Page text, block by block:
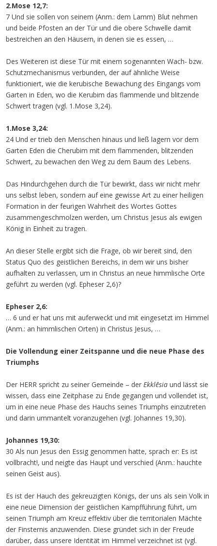
2.Mose 12,7:
7 Und sie sollen von seinem (Anm.: dem Lamm) Blut nehmen
und beide Pfosten an der Tür und die obere Schwelle damit
bestreichen an den Häusern, in denen sie es essen, …
Des Weiteren ist diese Tür mit einem sogenannten Wach- bzw.
Schutzmechanismus verbunden, der auf ähnliche Weise
funktioniert, wie die kerubische Bewachung des Eingangs vom
Garten in Eden, wo die Kerubim das flammende und blitzende
Schwert tragen (vgl. 1.Mose 3,24).
1.Mose 3,24:
24 Und er trieb den Menschen hinaus und ließ lagern vor dem
Garten Eden die Cherubim mit dem flammenden, blitzenden
Schwert, zu bewachen den Weg zu dem Baum des Lebens.
Das Hindurchgehen durch die Tür bewirkt, dass wir nicht mehr
uns selbst leben, sondern auf eine gewisse Art zu einer heiligen
Formation in der feurigen Wahrheit des Wortes Gottes
zusammengeschmolzen werden, um Christus Jesus als ewigen
König in Einheit zu tragen.
An dieser Stelle ergibt sich die Frage, ob wir bereit sind, den
Status Quo des geistlichen Bereichs, in dem wir uns bisher
aufhalten zu verlassen, um in Christus an neue himmlische Orte
geführt zu werden (vgl. Epheser 2,6)?
Epheser 2,6:
… 6 und er hat uns mit auferweckt und mit eingesetzt im Himmel
(Anm.: an himmlischen Orten) in Christus Jesus, …
Die Vollendung einer Zeitspanne und die neue Phase des
Triumphs
Der HERR spricht zu seiner Gemeinde – der Ekklēsia und lässt sie
wissen, dass eine Zeitphase zu Ende gegangen und vollendet ist,
um in eine neue Phase des Hauchs seines Triumphs einzutreten
und darin ummantelt voranzugehen (vgl. Johannes 19,30).
Johannes 19,30:
30 Als nun Jesus den Essig genommen hatte, sprach er: Es ist
vollbracht!, und neigte das Haupt und verschied (Anm.: hauchte
seinen Geist aus).
Es ist der Hauch des gekreuzigten Königs, der uns als sein Volk in
eine neue Dimension der geistlichen Kampfführung führt, um
seinen Triumph am Kreuz effektiv über die territorialen Mächte
der Finsternis anzuwenden. Diese gründet sich in der Freude
darüber, dass unsere Identität im Himmel verzeichnet ist (vgl.